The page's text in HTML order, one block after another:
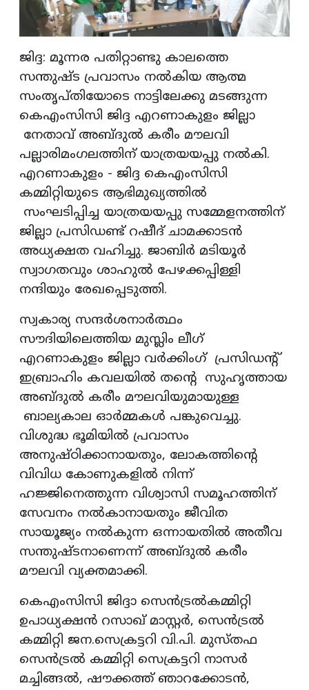
ജിദ്ദ: മൂന്നര പതിറ്റാണ്ടു കാലത്തെ
സന്തുഷ്ട പ്രവാസം നല്‍കിയ ആത്മ
സംതൃപ്തിയോടെ നാട്ടിലേക്കു മടങ്ങുന്ന
കെഎംസിസി ജിദ്ദ എറണാകുളം ജില്ലാ
നേതാവ് അബ്ദുല്‍ കരീം മൗലവി
പല്ലാരിമംഗലത്തിന് യാത്രയയപ്പു നല്‍കി.
എറണാകുളം - ജിദ്ദ കെഎംസിസി
കമ്മിറ്റിയുടെ ആഭിമുഖ്യത്തില്‍
സംഘടിപ്പിച്ച യാത്രയയപ്പു സമ്മേളനത്തിന്
ജില്ലാ പ്രസിഡണ്ട് റഷീദ് ചാമക്കാടന്‍
അധ്യക്ഷത വഹിച്ചു. ജാബിര്‍ മടിയൂര്‍
സ്വാഗതവും ശാഹുല്‍ പേഴക്കപ്പിള്ളി
നന്ദിയും രേഖപ്പെടുത്തി.
സ്വകാര്യ സന്ദര്‍ശനാര്‍ത്ഥം
സൗദിയിലെത്തിയ മുസ്ലിം ലീഗ്
എറണാകുളം ജില്ലാ വര്‍ക്കിംഗ് പ്രസിഡന്റ്
ഇബ്രാഹിം കവലയില്‍ തന്റെ സുഹൃത്തായ
അബ്ദുല്‍ കരീം മൗലവിയുമായുള്ള
ബാല്യകാല ഓര്‍മ്മകള്‍ പങ്കുവെച്ചു.
വിശുദ്ധ ഭൂമിയില്‍ പ്രവാസം
അനുഷ്ഠിക്കാനായതും, ലോകത്തിന്റെ
വിവിധ കോണുകളില്‍ നിന്ന്
ഹജ്ജിനെത്തുന്ന വിശ്വാസി സമൂഹത്തിന്
സേവനം നല്‍കാനായതും ജീവിത
സായൂജ്യം നല്‍കുന്ന ഒന്നായതില്‍ അതീവ
സന്തുഷ്ടനാണെന്ന് അബ്ദുല്‍ കരീം
മൗലവി വ്യക്തമാക്കി.
കെഎംസിസി ജിദ്ദാ സെന്‍ട്രല്‍കമ്മിറ്റി
ഉപാധ്യക്ഷന്‍ റസാഖ് മാസ്റ്റര്‍, സെന്‍ട്രല്‍
കമ്മിറ്റി ജന.സെക്രട്ടറി വി.പി. മുസ്തഫ
സെന്‍ട്രല്‍ കമ്മിറ്റി സെക്രട്ടറി നാസര്‍
മച്ചിങ്ങല്‍, ഷൗക്കത്ത് ഞാറക്കോടന്‍,